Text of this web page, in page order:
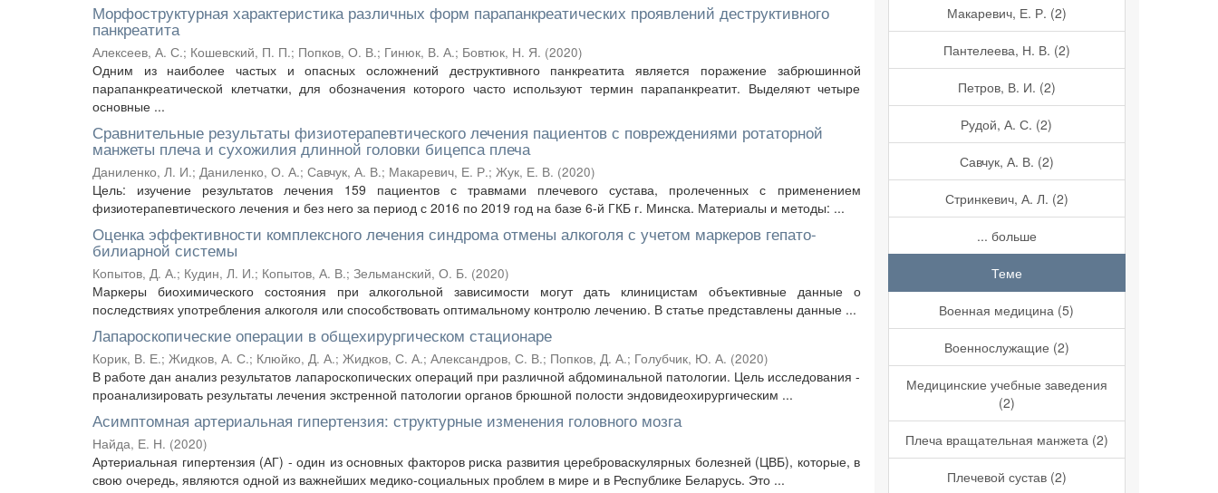
Морфоструктурная характеристика различных форм парапанкреатических проявлений деструктивного
панкреатита
Алексеев, А. С.; Кошевский, П. П.; Попков, О. В.; Гинюк, В. А.; Бовтюк, Н. Я. (2020)
Одним из наиболее частых и опасных осложнений деструктивного панкреатита является поражение забрюшинной
парапанкреатической клетчатки, для обозначения которого часто используют термин парапанкреатит. Выделяют четыре
основные ...
Сравнительные результаты физиотерапевтического лечения пациентов с повреждениями ротаторной
манжеты плеча и сухожилия длинной головки бицепса плеча
Даниленко, Л. И.; Даниленко, О. А.; Савчук, А. В.; Макаревич, Е. Р.; Жук, Е. В. (2020)
Цель: изучение результатов лечения 159 пациентов с травмами плечевого сустава, пролеченных с применением
физиотерапевтического лечения и без него за период с 2016 по 2019 год на базе 6-й ГКБ г. Минска. Материалы и методы: ...
Оценка эффективности комплексного лечения синдрома отмены алкоголя с учетом маркеров гепато-
билиарной системы
Копытов, Д. А.; Кудин, Л. И.; Копытов, А. В.; Зельманский, О. Б. (2020)
Маркеры биохимического состояния при алкогольной зависимости могут дать клиницистам объективные данные о
последствиях употребления алкоголя или способствовать оптимальному контролю лечению. В статье представлены данные ...
Лапароскопические операции в общехирургическом стационаре
Корик, В. Е.; Жидков, А. С.; Клюйко, Д. А.; Жидков, С. А.; Александров, С. В.; Попков, Д. А.; Голубчик, Ю. А. (2020)
В работе дан анализ результатов лапароскопических операций при различной абдоминальной патологии. Цель исследования -
проанализировать результаты лечения экстренной патологии органов брюшной полости эндовидеохирургическим ...
Асимптомная артериальная гипертензия: структурные изменения головного мозга
Найда, Е. Н. (2020)
Артериальная гипертензия (АГ) - один из основных факторов риска развития цереброваскулярных болезней (ЦВБ), которые, в
свою очередь, являются одной из важнейших медико-социальных проблем в мире и в Республике Беларусь. Это ...
Макаревич, Е. Р. (2)
Пантелеева, Н. В. (2)
Петров, В. И. (2)
Рудой, А. С. (2)
Савчук, А. В. (2)
Стринкевич, А. Л. (2)
... больше
Теме
Военная медицина (5)
Военнослужащие (2)
Медицинские учебные заведения
(2)
Плеча вращательная манжета (2)
Плечевой сустав (2)